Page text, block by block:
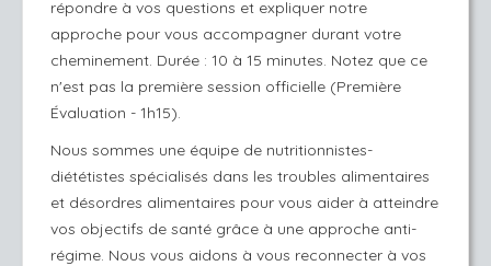
répondre à vos questions et expliquer notre
approche pour vous accompagner durant votre
cheminement. Durée : 10 à 15 minutes. Notez que ce
n'est pas la première session officielle (Première
Évaluation - 1h15).
Nous sommes une équipe de nutritionnistes-
diététistes spécialisés dans les troubles alimentaires
et désordres alimentaires pour vous aider à atteindre
vos objectifs de santé grâce à une approche anti-
régime. Nous vous aidons à vous reconnecter à vos